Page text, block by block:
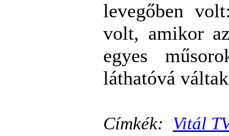
levegőben
volt, amikor
egyes
láthatóvá
Címkék: Vitál